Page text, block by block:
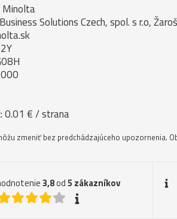
Minolta
Solutions Czech, spol. s r.o,
0.01 € / strana
zmeniť bez predchádzajúceho upozornenia.
3,8od5 zákazníkov